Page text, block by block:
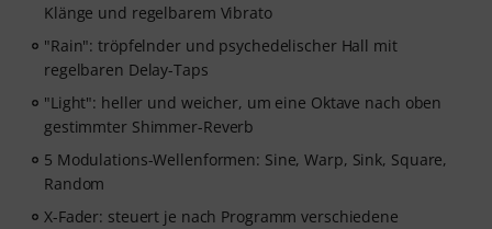
Klänge und regelbarem Vibrato
"Rain": tröpfelnder und psychedelischer Hall mit
regelbaren Delay-Taps
"Light": heller und weicher, um eine Oktave nach oben
gestimmter Shimmer-Reverb
5 Modulations-Wellenformen: Sine, Warp, Sink, Square,
Random
X-Fader: steuert je nach Programm verschiedene